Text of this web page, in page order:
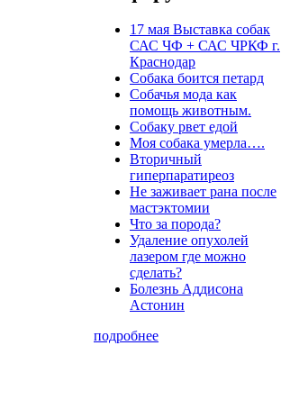
17 мая Выставка собак
САС ЧФ + САС ЧРКФ г.
Краснодар
Собака боится петард
Собачья мода как
помощь животным.
Собаку рвет едой
Моя собака умерла….
Вторичный
гиперпаратиреоз
Не заживает рана после
мастэктомии
Что за порода?
Удаление опухолей
лазером где можно
сделать?
Болезнь Аддисона
Астонин
подробнее